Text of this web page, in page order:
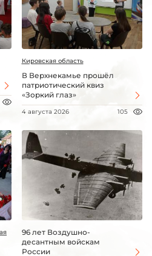
Кировская область
В Верхнекамье прошёл
патриотический квиз
«Зоркий глаз»
4 августа 2026 105
96 лет Воздушно-
десантным войскам
России